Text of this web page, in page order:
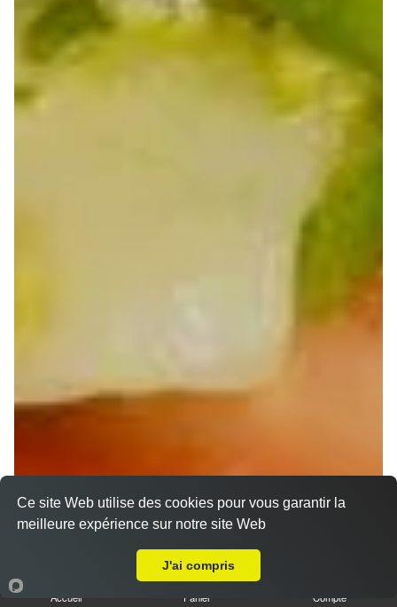
Nos Wraps à emporter proche Sermersheim (67230)
Accueil Panier Compte
Ce site Web utilise des cookies pour vous garantir la
meilleure expérience sur notre site Web
J'ai compris